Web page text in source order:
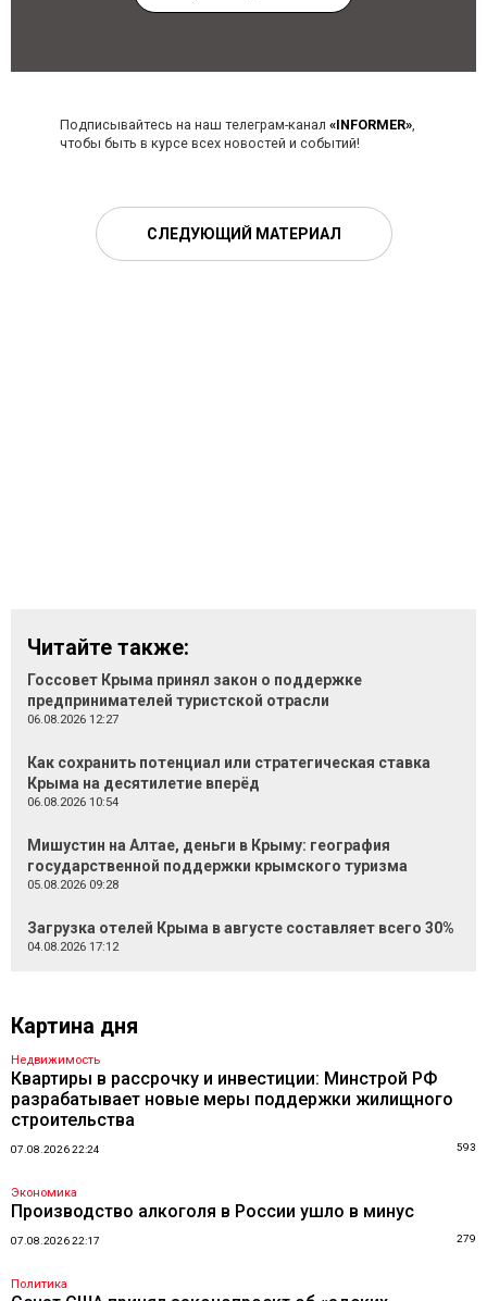
Подписывайтесь на наш телеграм-канал «INFORMER»,
чтобы быть в курсе всех новостей и событий!
СЛЕДУЮЩИЙ МАТЕРИАЛ
Читайте также:
Госсовет Крыма принял закон о поддержке
предпринимателей туристской отрасли
06.08.2026 12:27
Как сохранить потенциал или стратегическая ставка
Крыма на десятилетие вперёд
06.08.2026 10:54
Мишустин на Алтае, деньги в Крыму: география
государственной поддержки крымского туризма
05.08.2026 09:28
Загрузка отелей Крыма в августе составляет всего 30%
04.08.2026 17:12
Картина дня
Недвижимость
Квартиры в рассрочку и инвестиции: Минстрой РФ
разрабатывает новые меры поддержки жилищного
строительства
07.08.2026 22:24 593
Экономика
Производство алкоголя в России ушло в минус
07.08.2026 22:17 279
Политика